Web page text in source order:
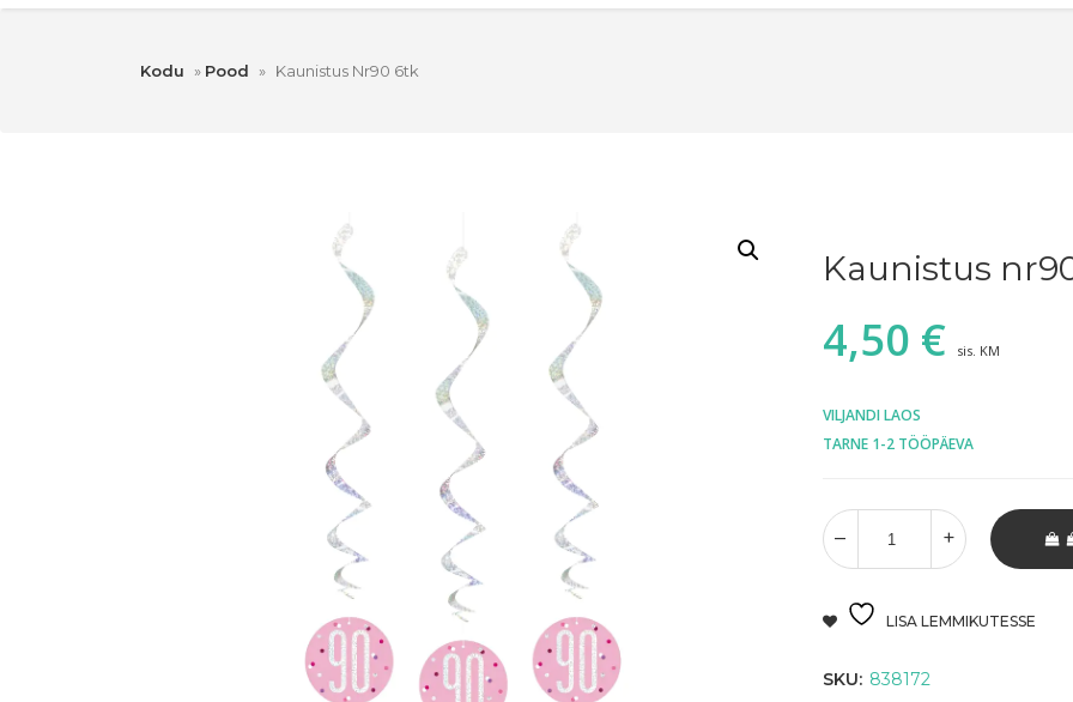
Kodu » Pood » Kaunistus Nr90 6tk
Kaunistus
4,50 € sis. KM
VILJANDI LAOS
TARNE 1-2 TÖÖPÄEVA
LISA LEMMIKUTESSE
SKU: 838172